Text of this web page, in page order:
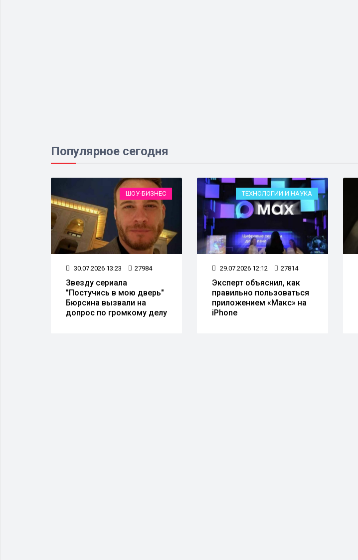
Популярное сегодня
ШОУ-БИЗНЕС
30.07.2026 13:23 27984
Звезду сериала
"Постучись в мою дверь"
Бюрсина вызвали на
допрос по громкому делу
ТЕХНОЛОГИИ И НАУКА
29.07.2026 12:12 27814
Эксперт объяснил, как
правильно пользоваться
приложением «Макс» на
iPhone